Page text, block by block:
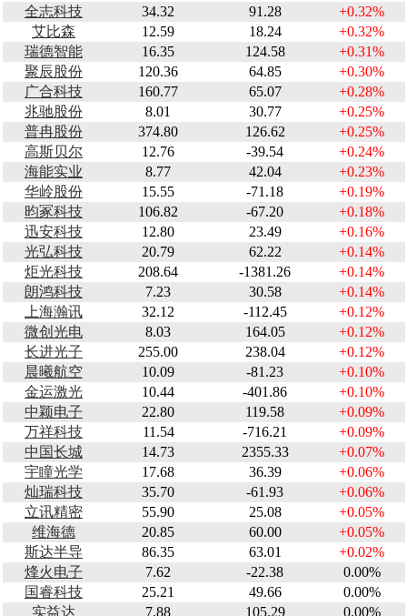
全志科技
34.32 91.28
+0.32%
艾比森
12.59 18.24
+0.32%
瑞德智能
16.35 124.58
+0.31%
聚辰股份
120.36 64.85
+0.30%
广合科技
160.77 65.07
+0.28%
兆驰股份
8.01 30.77
+0.25%
普冉股份
374.80 126.62
+0.25%
高斯贝尔
12.76 -39.54
+0.24%
海能实业
8.77 42.04
+0.23%
华岭股份
15.55 -71.18
+0.19%
昀冢科技
106.82 -67.20
+0.18%
迅安科技
12.80 23.49
+0.16%
光弘科技
20.79 62.22
+0.14%
炬光科技
208.64 -1381.26
+0.14%
朗鸿科技
7.23 30.58
+0.14%
上海瀚讯
32.12 -112.45
+0.12%
微创光电
8.03 164.05
+0.12%
长进光子
255.00 238.04
+0.12%
晨曦航空
10.09 -81.23
+0.10%
金运激光
10.44 -401.86
+0.10%
中颖电子
22.80 119.58
+0.09%
万祥科技
11.54 -716.21
+0.09%
中国长城
14.73 2355.33
+0.07%
宇瞳光学
17.68 36.39
+0.06%
灿瑞科技
35.70 -61.93
+0.06%
立讯精密
55.90 25.08
+0.05%
维海德
20.85 60.00
+0.05%
斯达半导
86.35 63.01
+0.02%
烽火电子
7.62 -22.38
0.00%
国睿科技
25.21 49.66
0.00%
实益达
7.88 105.29 0.00%